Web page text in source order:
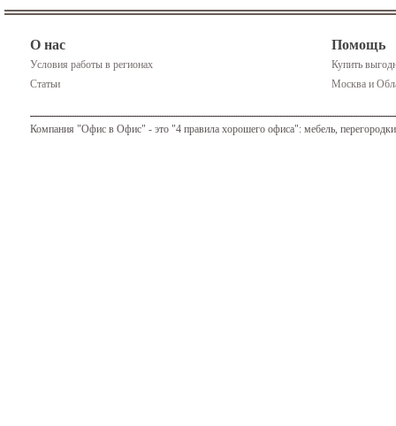
О нас
Условия работы в регионах
Статьи
Помощь
Купить
Москва и
Компания "Офис в Офис" - это "4 правила хорошего офиса": мебель,